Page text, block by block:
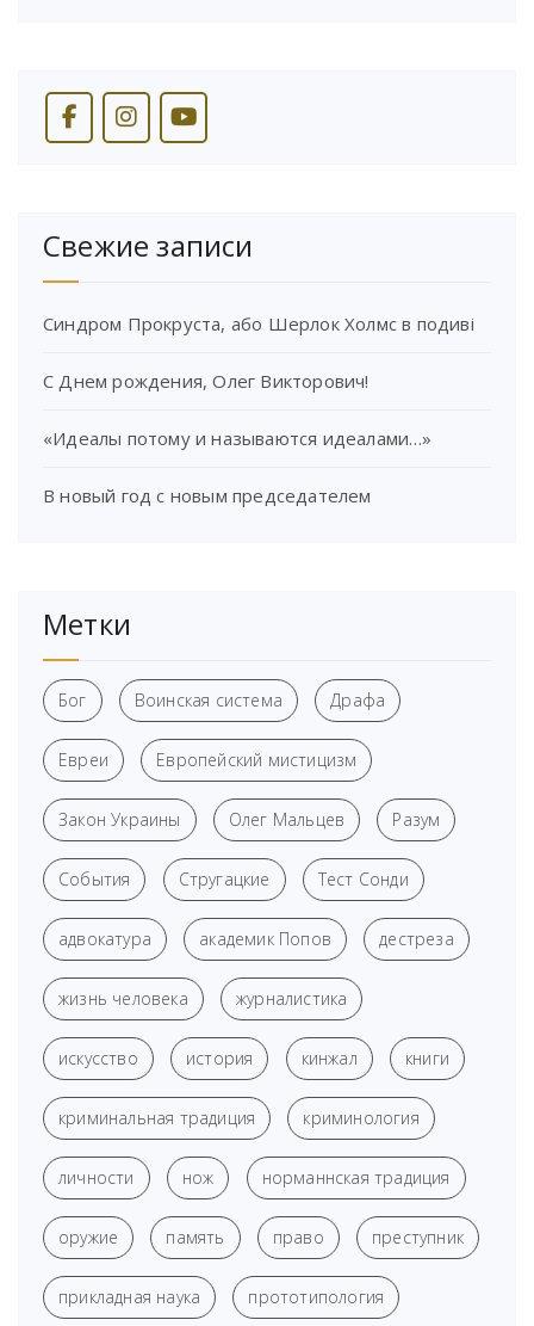
Свежие записи
Синдром Прокруста, або Шерлок Холмс в подиві
С Днем рождения, Олег Викторович!
«Идеалы потому и называются идеалами…»
В новый год с новым председателем
Метки
Бог Воинская система Драфа
Евреи Европейский мистицизм
Закон Украины Олег Мальцев Разум
События Стругацкие Тест Сонди
адвокатура академик Попов дестреза
жизнь человека журналистика
искусство история кинжал книги
криминальная традиция криминология
личности нож норманнская традиция
оружие память право преступник
прикладная наука прототипология